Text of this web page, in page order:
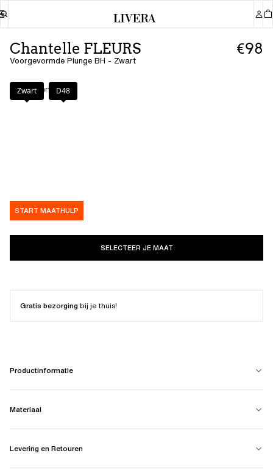
Chantelle FLEURS
Voorgevormde Plunge BH - Zwart
€98
Kleur: Zwart
Zwart D48
START MAATHULP
SELECTEER JE MAAT
Gratis bezorgingbij je thuis!
Productinformatie
Materiaal
Levering en Retouren